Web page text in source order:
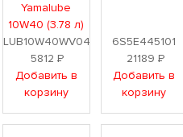
Yamalube
10W40 (3.78 л)
LUB10W40WV04
5812 Р
Добавить в
корзину
6S5E445101
21189 Р
Добавить в
корзину